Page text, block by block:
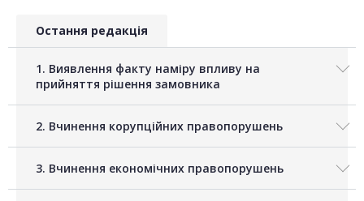
Остання редакція
1. Виявлення факту наміру впливу на
прийняття рішення замовника
2. Вчинення корупційних правопорушень
3. Вчинення економічних правопорушень